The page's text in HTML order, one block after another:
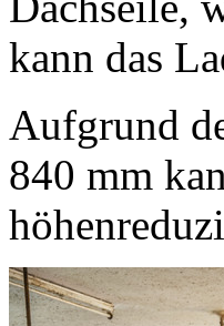
kann das
Aufgrund
840 mm